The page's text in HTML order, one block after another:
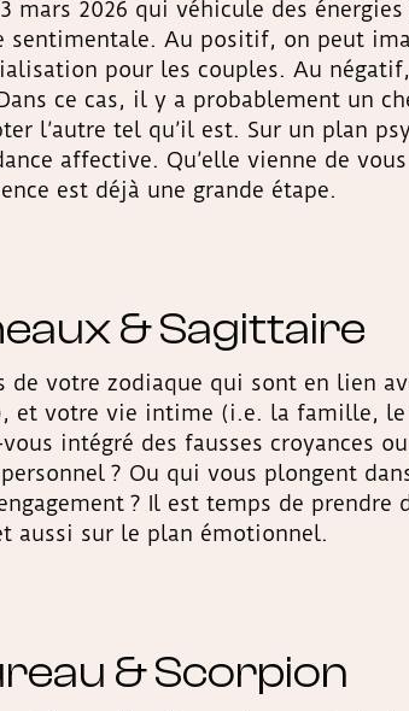
mars 2026 qui véhicule des
sentimentale. Au positif, on peut
pour les couples. Au
ce cas, il y a probablement un
l’autre tel qu’il est. Sur un plan
affective. Qu’elle vienne de
est déjà une grande étape.
& Sagittaire
de votre zodiaque qui sont en lien
et votre vie intime (i.e. la famille, le
intégré des fausses croyances
? Ou qui vous plongent
? Il est temps de prendre
aussi sur le plan émotionnel.
& Scorpion